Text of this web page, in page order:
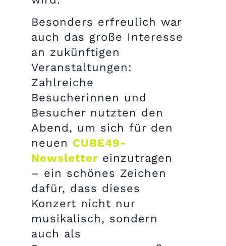
Besonders erfreulich war
auch das große Interesse
an zukünftigen
Veranstaltungen:
Zahlreiche
Besucherinnen und
Besucher nutzten den
Abend, um sich für den
neuen CUBE49-
Newsletter einzutragen
– ein schönes Zeichen
dafür, dass dieses
Konzert nicht nur
musikalisch, sondern
auch als